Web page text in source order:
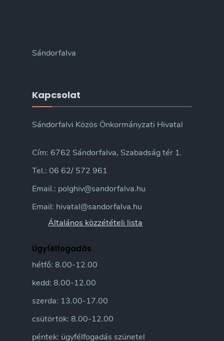
Sándorfalva
Kapcsolat
Sándorfalvi Közös Önkormányzati Hivatal
Cím: 6762 Sándorfalva, Szabadság tér 1.
Tel.: 06 62/ 572 961
Email.: polghiv@sandorfalva.hu
Email: hivatal@sandorfalva.hu
Általános közzétételi lista
Ügyfélfogadás
hétfő: 8.00-12.00
kedd: 8.00-12.00
szerda: 13.00-17.00
csütörtök: 8.00-12.00
péntek: ügyfélfogadás szünetel